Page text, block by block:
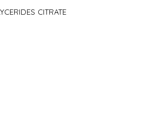
CITRATE